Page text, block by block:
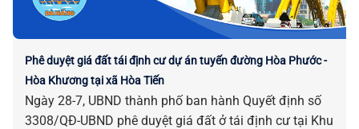
Phê duyệt giá đất tái định cư dự án tuyến đường Hòa Phước -
Hòa Khương tại xã Hòa Tiến
Ngày 28-7, UBND thành phố ban hành Quyết định số
3308/QĐ-UBND phê duyệt giá đất ở tái định cư tại Khu